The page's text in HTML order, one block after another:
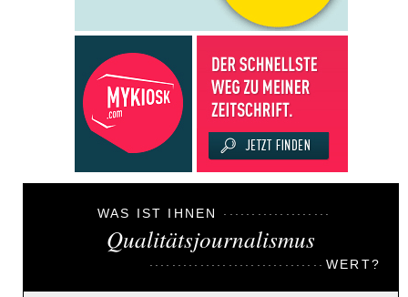
WAS IST IHNEN
Qualitätsjournalismus
WERT?